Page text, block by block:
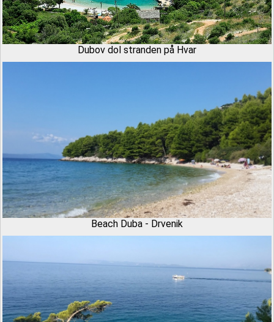
Dubov dol stranden på Hvar
Beach Duba - Drvenik